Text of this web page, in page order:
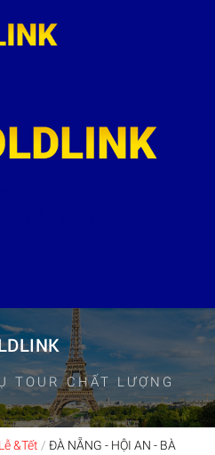
TOUR CHẤT LƯỢNG
&Tết / ĐÀ NẴNG - HỘI AN - BÀ